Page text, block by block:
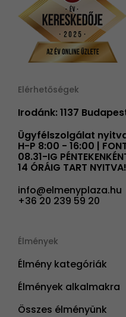
Elérhetőségek
Irodánk: 1137
Ügyfélszolgálat
H-P 8:00 - 16:00 |
08.31-IG
14 ÓRÁIG TART NYITVA!
info@elmenyplaza.hu
+36 20 239 59 20
Élmények
Élmény kategóriák
Élmények alkalmakra
Összes élményünk